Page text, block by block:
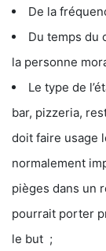
De la
Du temps du
la personne
Le type de
bar, pizzeria,
doit faire usage
normalement
pièges dans un
pourrait porter
le but ;